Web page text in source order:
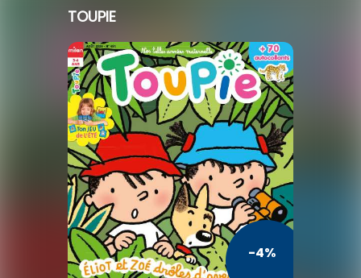
eZily - Votre Kiosque numérique
Actualité
Féminins / Santé
Jeunesse
Loisirs / Culture
TV / Vie Pratique
Presse Professionnelle
TOUPIE
-4%
Vous venez d'ajouter au panier
l'article suivant